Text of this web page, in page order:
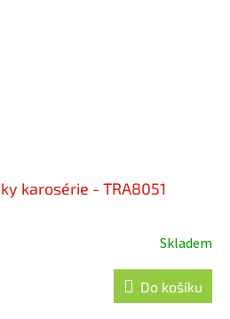
karosérie - TRA8051
Skladem
Do košíku